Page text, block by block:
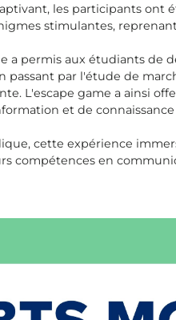
les participants ont
stimulantes,
a permis aux étudiants de
passant par l'étude de
L'escape game a ainsi
et de
cette expérience
compétences en